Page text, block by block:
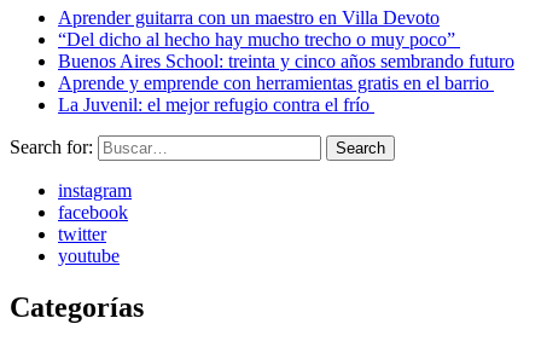
Aprender guitarra con un maestro en Villa Devoto
“Del dicho al hecho hay mucho trecho o muy poco”
Buenos Aires School: treinta y cinco años sembrando futuro
Aprende y emprende con herramientas gratis en el barrio
La Juvenil: el mejor refugio contra el frío
Search for: Search
instagram
facebook
twitter
youtube
Categorías